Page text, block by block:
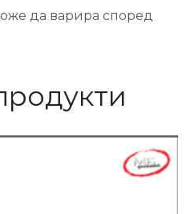
да варира според